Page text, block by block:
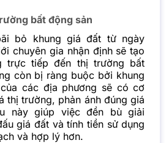
bất động sản
bỏ khung giá đất từ ngày
chuyên gia nhận định sẽ tạo
trực tiếp đến thị trường bất
còn bị ràng buộc bởi khung
các địa phương sẽ có cơ
thị trường, phản ánh đúng giá
này giúp việc đền bù giải
giá đất và tính tiền sử dụng
và hợp lý hơn.